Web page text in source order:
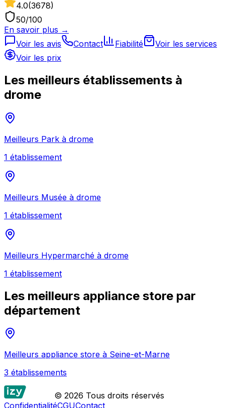
4.0(3678)
50/100
En savoir plus →
Voir les avis
Contact Fiabilité
Voir les services
Voir les prix
Les meilleurs établissements à
drome
Meilleurs Park à drome
1 établissement
Meilleurs Musée à drome
1 établissement
Meilleurs Hypermarché à drome
1 établissement
Les meilleurs appliance store par
département
Meilleurs appliance store à Seine-et-Marne
3 établissements
© 2026 Tous droits réservés
ConfidentialitéCGUContact